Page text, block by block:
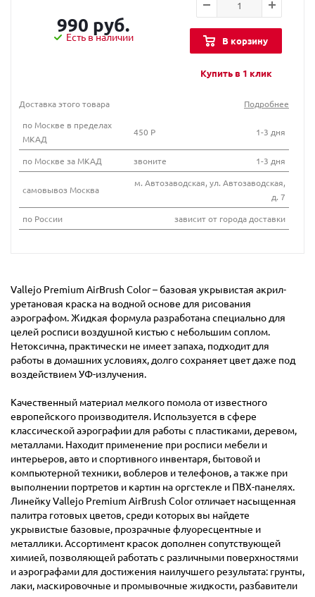
990 руб.
Есть в наличии В корзину
Купить в 1 клик
Доставка этого товара
Подробнее
по Москве в пределах
МКАД
450 Р 1-3 дня
по Москве за МКАД звоните 1-3 дня
самовывоз Москва
м. Автозаводская, ул. Автозаводская,
д. 7
по России
зависит от города доставки
Vallejo Premium AirBrush Color – базовая укрывистая акрил-
уретановая краска на водной основе для рисования
аэрографом. Жидкая формула разработана специально для
целей росписи воздушной кистью с небольшим соплом.
Нетоксична, практически не имеет запаха, подходит для
работы в домашних условиях, долго сохраняет цвет даже под
воздействием УФ-излучения.
Качественный материал мелкого помола от известного
европейского производителя. Используется в сфере
классической аэрографии для работы с пластиками, деревом,
металлами. Находит применение при росписи мебели и
интерьеров, авто и спортивного инвентаря, бытовой и
компьютерной техники, воблеров и телефонов, а также при
выполнении портретов и картин на оргстекле и ПВХ-панелях.
Линейку Vallejo Premium AirBrush Color отличает насыщенная
палитра готовых цветов, среди которых вы найдете
укрывистые базовые, прозрачные флуоресцентные и
металлики. Ассортимент красок дополнен сопутствующей
химией, позволяющей работать с различными поверхностями
и аэрографами для достижения наилучшего результата: грунты,
лаки, маскировочные и промывочные жидкости, разбавители